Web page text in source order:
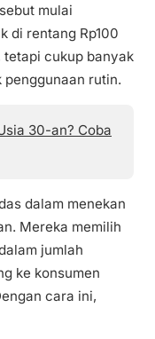
mulai
di rentang Rp100
cukup banyak
rutin.
30-an? Coba
dalam menekan
Mereka memilih
jumlah
ke konsumen
cara ini,